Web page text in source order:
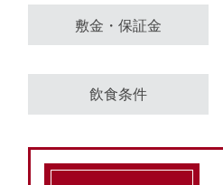
敷金・保証金
飲食条件